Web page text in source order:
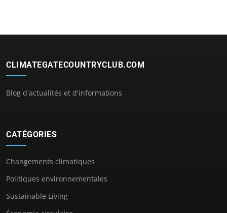
CLIMATEGATECOUNTRYCLUB.COM
Blog d'actualités et d'informations
CATÉGORIES
Changements climatiques
Politiques environnementales
Sustainable Living